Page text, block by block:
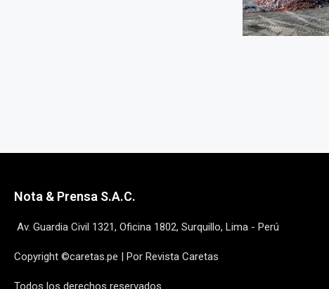
Nota & Prensa S.A.C.
Av. Guardia Civil 1321, Oficina 1802, Surquillo, Lima - Perú
Copyright ©caretas.pe | Por Revista Caretas
Todos los derechos reservados